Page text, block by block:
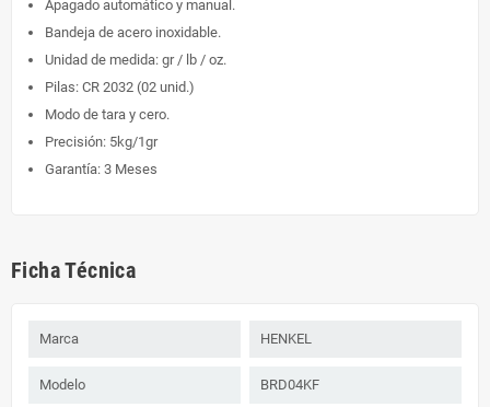
Apagado automático y manual.
Bandeja de acero inoxidable.
Unidad de medida: gr / lb / oz.
Pilas: CR 2032 (02 unid.)
Modo de tara y cero.
Precisión: 5kg/1gr
Garantía: 3 Meses
Ficha Técnica
Marca HENKEL
Modelo BRD04KF